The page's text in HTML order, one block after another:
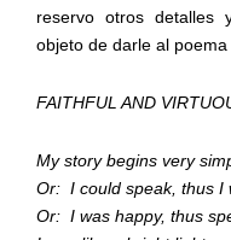
reservo otros detalles
objeto de darle al
FAITHFUL AND
My story begins very
Or: I could speak, thus I
Or: I was happy, thus